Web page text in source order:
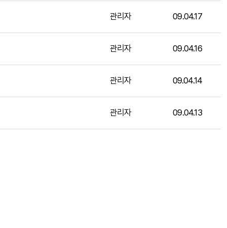
관리자 09.04.17
관리자 09.04.16
관리자 09.04.14
관리자 09.04.13